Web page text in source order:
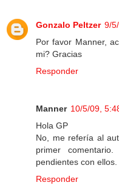
Gonzalo Peltzer 9/
Por favor Manner,
mi? Gracias
Responder
Manner 10/5/09,
Hola GP
No, me refería al
primer
pendientes con ellos.
Responder